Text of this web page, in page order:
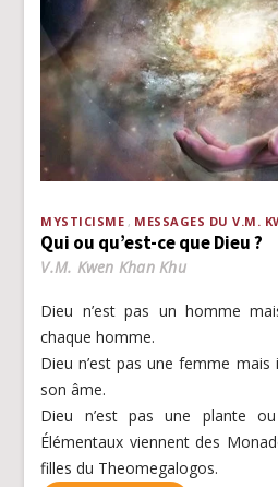
MYSTICISME MESSAGES DU V.M.
Qui ou qu’est-ce que Dieu ?
V.M. Kwen Khan Khu
Dieu n’est pas un homme
chaque homme.
Dieu n’est pas une femme mais
son âme.
Dieu n’est pas une plante
Élémentaux viennent des
filles du Theomegalogos.